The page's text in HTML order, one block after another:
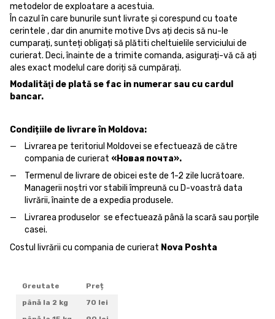
metodelor de exploatare a acestuia.
În cazul în care bunurile sunt livrate și corespund cu toate
cerintele , dar din anumite motive Dvs ați decis să nu-le
cumparați, sunteți obligați să plătiti cheltuielile serviciului de
curierat. Deci, înainte de a trimite comanda, asigurați-vă că ați
ales exact modelul care doriți să cumpărați.
Modalităţi de plată se fac in numerar sau cu cardul
bancar.
Condițiile de livrare în Moldova:
Livrarea pe teritoriul Moldovei se efectuează de către
compania de curierat «Новая почта».
Termenul de livrare de obicei este de 1-2 zile lucrătoare.
Managerii noștri vor stabili împreună cu D-voastră data
livrării, înainte de a expedia produsele.
Livrarea produselor se efectuează până la scară sau porțile
casei.
Costul livrării cu compania de curierat Nova Poshta
Greutate
Preț
până la 2 kg
70 lei